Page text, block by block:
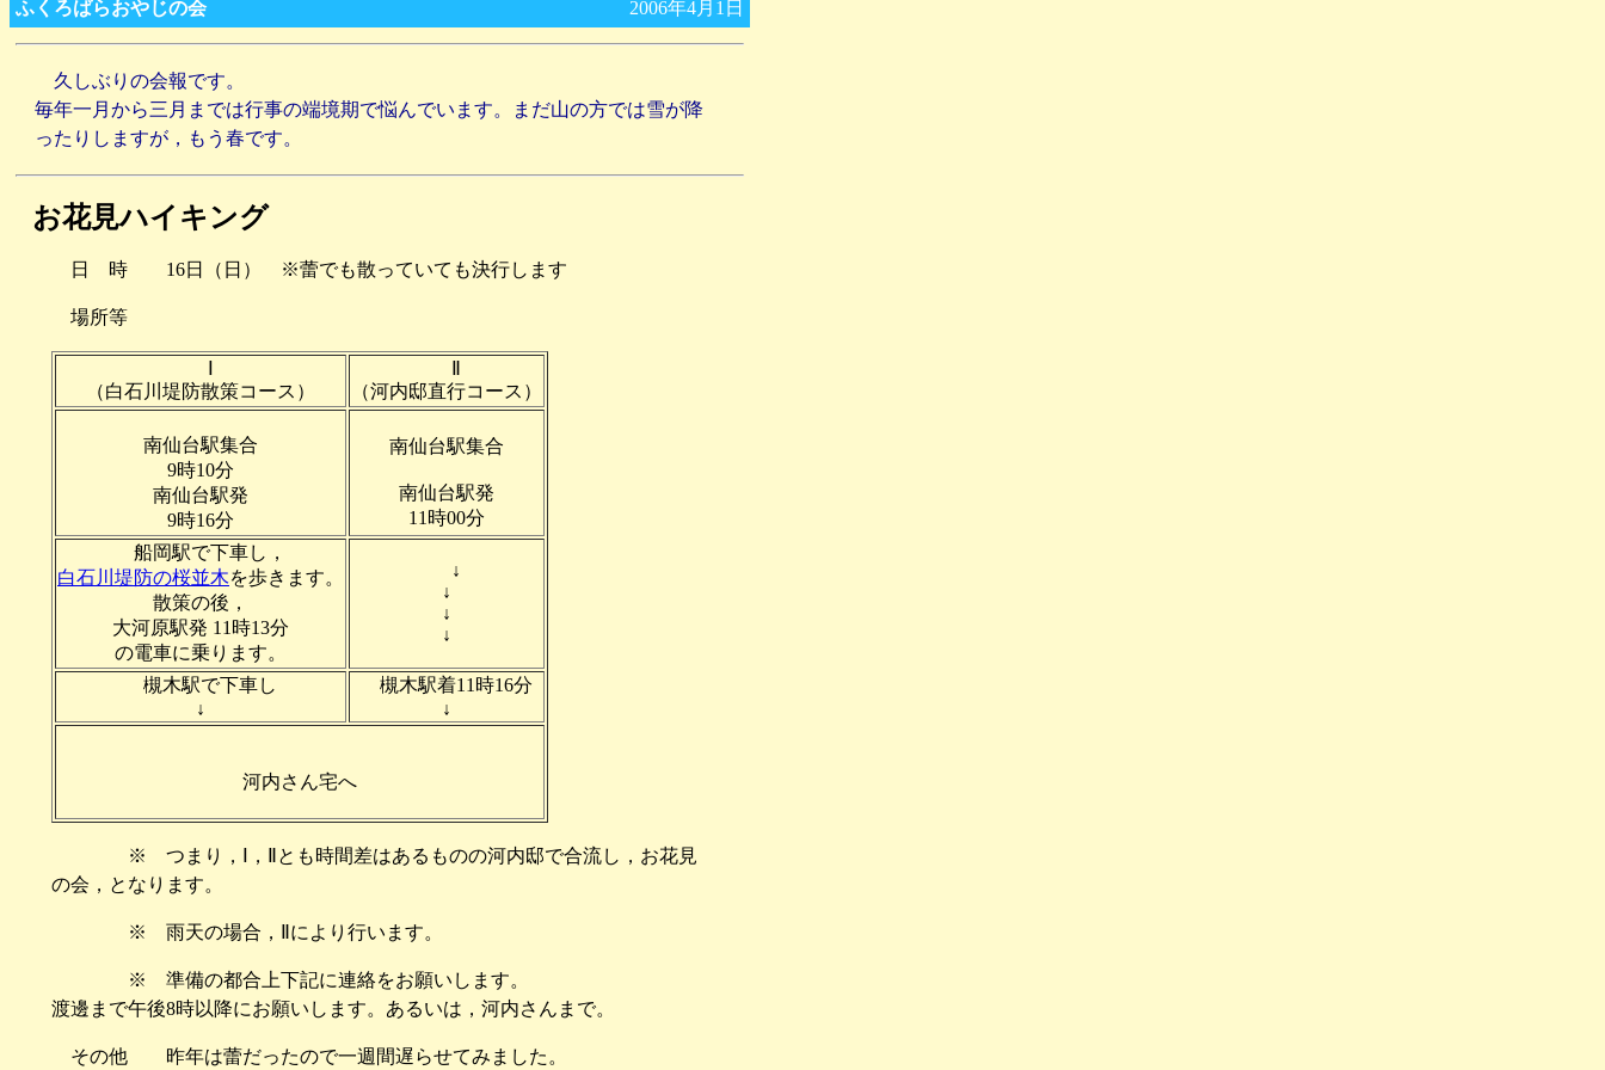
ふくろばらおやじの会 2006年4月1日
久しぶりの会報です。
毎年一月から三月までは行事の端境期で悩んでいます。まだ山の方では雪が降
ったりしますが，もう春です。
お花見ハイキング
日 時 16日（日） ※蕾でも散っていても決行します
場所等
（白石川堤防散策コース）
（河内邸直行コース）
南仙台駅集合
9時10分
南仙台駅発
9時16分
南仙台駅集合
南仙台駅発
11時00分
船岡駅で下車し，
白石川堤防の桜並木を歩きます。
散策の後，
大河原駅発 11時13分
の電車に乗ります。
↓
↓
↓
↓
槻木駅で下車し
↓
槻木駅着11時16分
↓
河内さん宅へ
※ つまり，Ⅰ，Ⅱとも時間差はあるものの河内邸で合流し，お花見
の会，となります。
※ 雨天の場合，Ⅱにより行います。
※ 準備の都合上下記に連絡をお願いします。
渡邊まで午後8時以降にお願いします。あるいは，河内さんまで。
その他 昨年は蕾だったので一週間遅らせてみました。